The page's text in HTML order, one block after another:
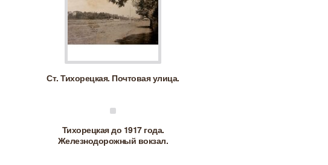
Ст. Тихорецкая. Почтовая улица.
Тихорецкая до 1917 года.
Железнодорожный вокзал.